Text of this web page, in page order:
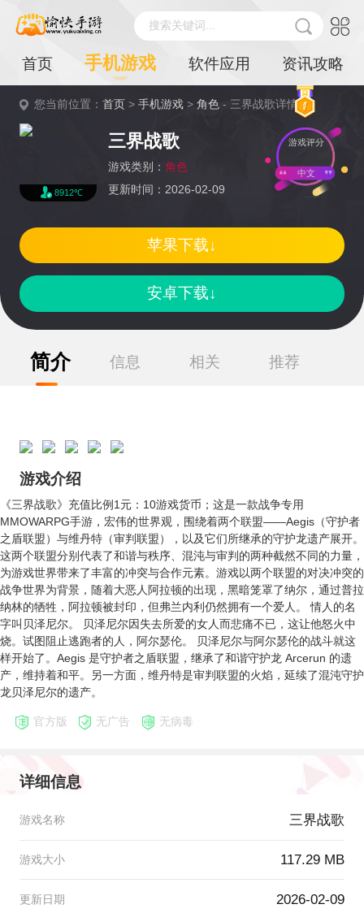
搜索关键词...
首页 手机游戏 软件应用 资讯攻略
您当前位置：首页 >手机游戏 >角色 - 三界战歌详情
8912℃
三界战歌
游戏类别： 角色
更新时间：2026-02-09
游戏评分
中文
安卓下载↓
苹果下载↓
简介 信息 相关 推荐
游戏介绍
《三界战歌》 充值比例1元：10游戏货币；这是一款战争专用
MMOWARPG手游，宏伟的世界观，围绕着两个联盟——Aegis（守护者
之盾联盟）与维丹特（审判联盟），以及它们所继承的守护龙遗产展开。
这两个联盟分别代表了和谐与秩序、混沌与审判的两种截然不同的力量，
为游戏世界带来了丰富的冲突与合作元素。游戏以两个联盟的对决冲突的
战争世界为背景，随着大恶人阿拉顿的出现，黑暗笼罩了纳尔，通过普拉
纳林的牺牲，阿拉顿被封印，但弗兰内利仍然拥有一个爱人。 情人的名
字叫贝泽尼尔。 贝泽尼尔因失去所爱的女人而悲痛不已，这让他怒火中
烧。试图阻止逃跑者的人，阿尔瑟伦。 贝泽尼尔与阿尔瑟伦的战斗就这
样开始了。Aegis 是守护者之盾联盟，继承了和谐守护龙 Arcerun 的遗
产，维持着和平。另一方面，维丹特是审判联盟的火焰，延续了混沌守护
龙贝泽尼尔的遗产。
官方版 无广告 无病毒
详细信息
游戏名称 三界战歌
游戏大小 117.29 MB
更新日期 2026-02-09